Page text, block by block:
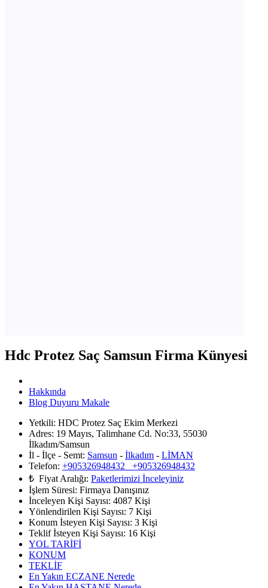
Hdc Protez Saç Samsun Firma Künyesi
Hakkında
Blog Duyuru Makale
Yetkili: HDC Protez Saç Ekim Merkezi
Adres: 19 Mayıs, Talimhane Cd. No:33, 55030
İlkadım/Samsun
İl - İlçe - Semt: Samsun - İlkadım - LİMAN
Telefon: +905326948432 +905326948432
₺ Fiyat Aralığı: Paketlerimizi İnceleyiniz
İşlem Süresi: Firmaya Danışınız
İnceleyen Kişi Sayısı: 4087 Kişi
Yönlendirilen Kişi Sayısı: 7 Kişi
Konum İsteyen Kişi Sayısı: 3 Kişi
Teklif İsteyen Kişi Sayısı: 16 Kişi
YOL TARİFİ
KONUM
TEKLİF
En Yakın ECZANE Nerede